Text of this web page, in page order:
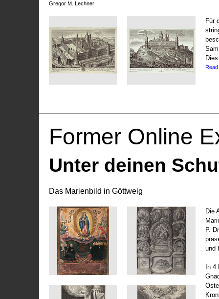
Gregor M. Lechner
Für
Former Online
Unter deinen
Das Marienbild in Göttweig
Die
P.
und
In 4